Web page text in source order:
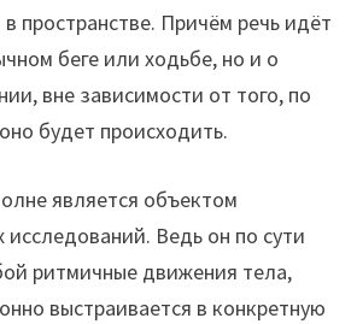
пространстве. Причём речь идёт
беге или ходьбе, но и о
вне зависимости от того, по
будет происходить.
является объектом
Ведь он по сути
ритмичные движения тела,
выстраивается в конкретную